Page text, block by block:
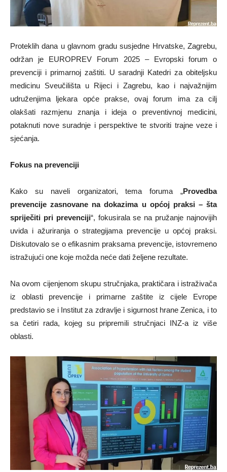
Proteklih dana u glavnom gradu susjedne Hrvatske, Zagrebu,
održan je EUROPREV Forum 2025 – Evropski forum o
prevenciji i primarnoj zaštiti. U saradnji Katedri za obiteljsku
medicinu Sveučilišta u Rijeci i Zagrebu, kao i najvažnijim
udruženjima ljekara opće prakse, ovaj forum ima za cilj
olakšati razmjenu znanja i ideja o preventivnoj medicini,
potaknuti nove suradnje i perspektive te stvoriti trajne veze i
sjećanja.
Fokus na prevenciji
Kako su naveli organizatori, tema foruma „Provedba
prevencije zasnovane na dokazima u općoj praksi – šta
spriječiti pri prevenciji“, fokusirala se na pružanje najnovijih
uvida i ažuriranja o strategijama prevencije u općoj praksi.
Diskutovalo se o efikasnim praksama prevencije, istovremeno
istražujući one koje možda neće dati željene rezultate.
Na ovom cijenjenom skupu stručnjaka, praktičara i istraživača
iz oblasti prevencije i primarne zaštite iz cijele Evrope
predstavio se i Institut za zdravlje i sigurnost hrane Zenica, i to
sa četiri rada, kojeg su pripremili stručnjaci INZ-a iz više
oblasti.